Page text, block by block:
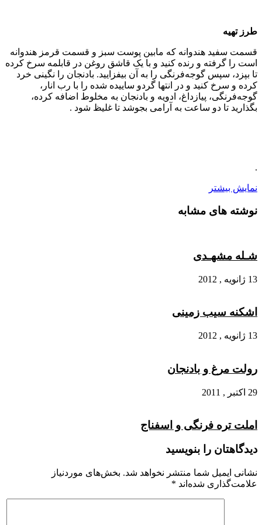
طرز تهیه
قسمت سفید هندوانه که مابین پوست سبز و قسمت قرمز هندوانه
است را گرفته و رنده کنید و با یک قاشق روغن در قابلمه سرخ کرده
تا بپزد، سپس گوجه‌فرنگی را به آن بیفزایید. بادنجان را نگینی خرد
کرده و سرخ کنید و در انتها گردو ساییده شده را با رب انار،
گوجه‌فرنگی، پیازداغ، ادویه و بادنجان به مخلوط اضافه کرده،
بگذارید تا دو ساعت به آرامی بجوشد تا غلیظ شود .
.
نمایش بیشتر
نوشته های مشابه
شـله مشهـدی
13 ژانویه , 2012
اشکنه سیب زمینی
13 ژانویه , 2012
رولت مرغ و بادنجان
29 اکتبر , 2011
املت تره فرنگی و اسفناج
دیدگاهتان را بنویسید
نشانی ایمیل شما منتشر نخواهد شد. بخش‌های موردنیاز
علامت‌گذاری شده‌اند *